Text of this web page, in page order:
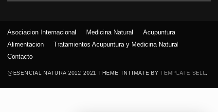
@ESENCIAL NATURA 2012-2021 THEME: INTIMATE BYTEMPLATE SELL
Asociacion Internacional Medicina Natural
Acupuntura
Alimentacion
Tratamientos Acupuntura y Medicina Natural
Contacto